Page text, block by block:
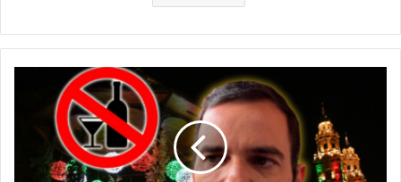
Prohibida